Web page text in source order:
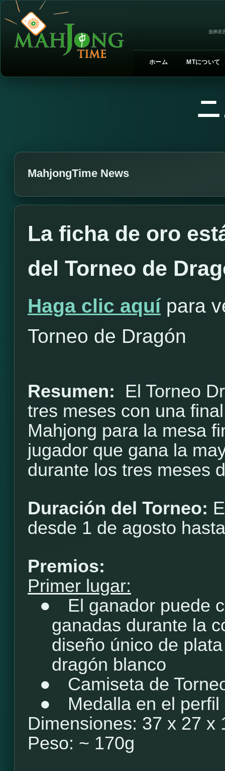
选择语
ホーム MTについて
MahjongTime News
La ficha de oro
del Torneo de
Haga clic aquípara
Torneo de Dragón
Resumen:
El Torneo
tres meses con una
Mahjong para la mesa
jugador que gana la
durante los tres meses
Duración del Torneo:
desde 1 de agosto
Premios:
Primer lugar:
●
El ganador puede
ganadas durante la
diseño único de
dragón blanco
●
Camiseta de
●
Medalla en el
Dimensiones: 37 x 27 x
Peso: ~ 170g